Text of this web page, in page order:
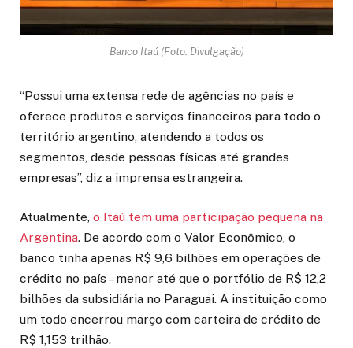
Banco Itaú (Foto: Divulgação)
“Possui uma extensa rede de agências no país e
oferece produtos e serviços financeiros para todo o
território argentino, atendendo a todos os
segmentos, desde pessoas físicas até grandes
empresas”, diz a imprensa estrangeira.
Atualmente, o Itaú tem uma participação pequena na
Argentina. De acordo com o Valor Econômico, o
banco tinha apenas R$ 9,6 bilhões em operações de
crédito no país – menor até que o portfólio de R$ 12,2
bilhões da subsidiária no Paraguai. A instituição como
um todo encerrou março com carteira de crédito de
R$ 1,153 trilhão.